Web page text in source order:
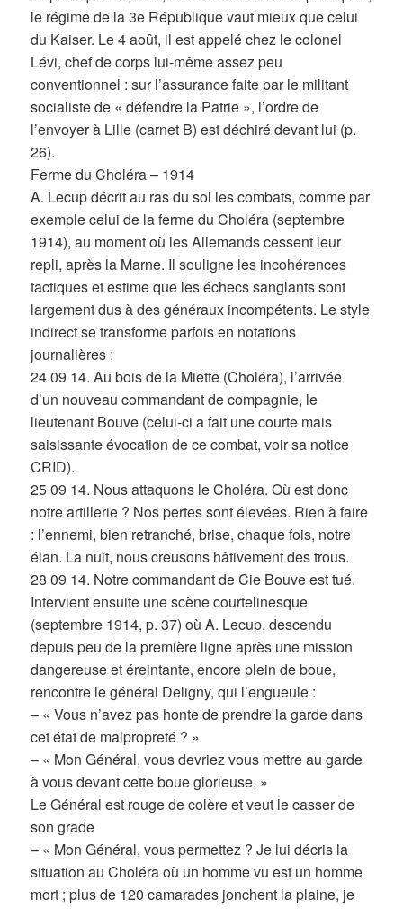
le régime de la 3e République vaut mieux que celui
du Kaiser. Le 4 août, il est appelé chez le colonel
Lévi, chef de corps lui-même assez peu
conventionnel : sur l’assurance faite par le militant
socialiste de « défendre la Patrie », l’ordre de
l’envoyer à Lille (carnet B) est déchiré devant lui (p.
26).
Ferme du Choléra – 1914
A. Lecup décrit au ras du sol les combats, comme par
exemple celui de la ferme du Choléra (septembre
1914), au moment où les Allemands cessent leur
repli, après la Marne. Il souligne les incohérences
tactiques et estime que les échecs sanglants sont
largement dus à des généraux incompétents. Le style
indirect se transforme parfois en notations
journalières :
24 09 14. Au bois de la Miette (Choléra), l’arrivée
d’un nouveau commandant de compagnie, le
lieutenant Bouve (celui-ci a fait une courte mais
saisissante évocation de ce combat, voir sa notice
CRID).
25 09 14. Nous attaquons le Choléra. Où est donc
notre artillerie ? Nos pertes sont élevées. Rien à faire
: l’ennemi, bien retranché, brise, chaque fois, notre
élan. La nuit, nous creusons hâtivement des trous.
28 09 14. Notre commandant de Cie Bouve est tué.
Intervient ensuite une scène courtelinesque
(septembre 1914, p. 37) où A. Lecup, descendu
depuis peu de la première ligne après une mission
dangereuse et éreintante, encore plein de boue,
rencontre le général Deligny, qui l’engueule :
– « Vous n’avez pas honte de prendre la garde dans
cet état de malpropreté ? »
– « Mon Général, vous devriez vous mettre au garde
à vous devant cette boue glorieuse. »
Le Général est rouge de colère et veut le casser de
son grade
– « Mon Général, vous permettez ? Je lui décris la
situation au Choléra où un homme vu est un homme
mort ; plus de 120 camarades jonchent la plaine, je